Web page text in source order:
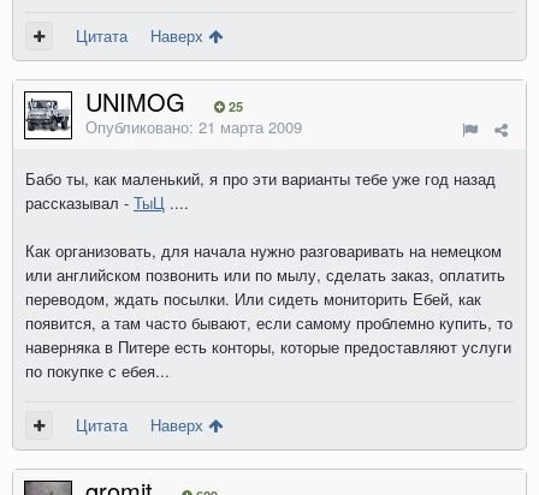
Цитата Наверх
UNIMOG 25
Опубликовано: 21 марта 2009
Бабо ты, как маленький, я про эти варианты тебе уже год назад
рассказывал - ТыЦ ....
Как организовать, для начала нужно разговаривать на немецком
или английском позвонить или по мылу, сделать заказ, оплатить
переводом, ждать посылки. Или сидеть мониторить Ебей, как
появится, а там часто бывают, если самому проблемно купить, то
наверняка в Питере есть конторы, которые предоставляют услуги
по покупке с ебея...
Цитата Наверх